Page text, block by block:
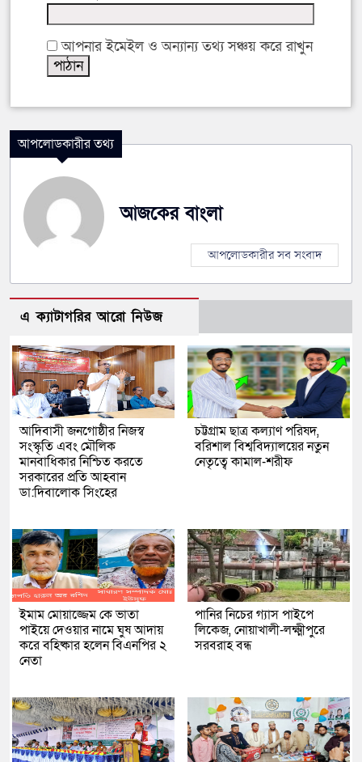
আপনার ইমেইল ও অন্যান্য তথ্য সঞ্চয় করে রাখুন
আপলোডকারীর তথ্য
আজকের বাংলা
আপলোডকারীর সব সংবাদ
এ ক্যাটাগরির আরো নিউজ
আদিবাসী জনগোষ্ঠীর নিজস্ব
সংস্কৃতি এবং মৌলিক
মানবাধিকার নিশ্চিত করতে
সরকারের প্রতি আহবান
ডা:দিবালোক সিংহের
চট্টগ্রাম ছাত্র কল্যাণ পরিষদ,
বরিশাল বিশ্ববিদ্যালয়ের নতুন
নেতৃত্বে কামাল-শরীফ
ইমাম মোয়াজ্জেম কে ভাতা
পাইয়ে দেওয়ার নামে ঘুষ আদায়
করে বহিষ্কার হলেন বিএনপির ২
নেতা
পানির নিচের গ্যাস পাইপে
লিকেজ, নোয়াখালী-লক্ষ্মীপুরে
সরবরাহ বন্ধ